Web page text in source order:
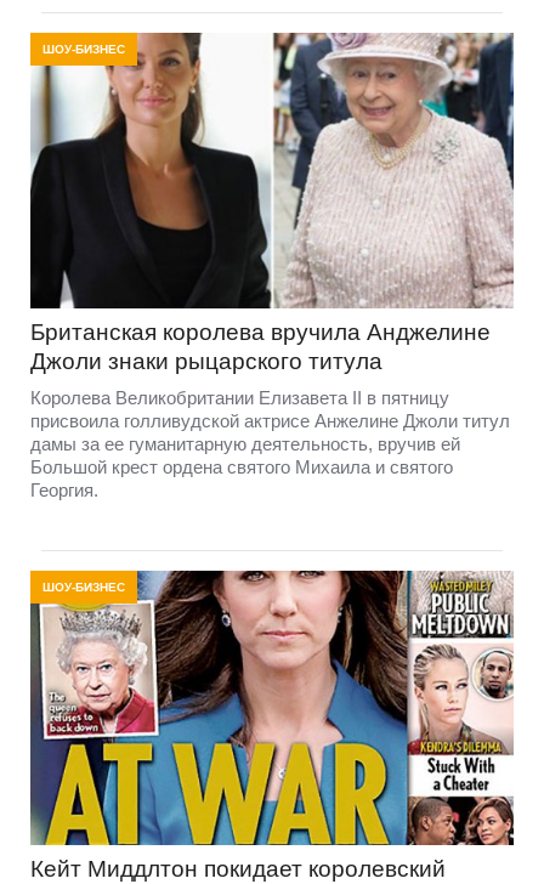
ШОУ-БИЗНЕС
Британская королева вручила Анджелине
Джоли знаки рыцарского титула
Королева Великобритании Елизавета II в пятницу
присвоила голливудской актрисе Анжелине Джоли титул
дамы за ее гуманитарную деятельность, вручив ей
Большой крест ордена святого Михаила и святого
Георгия.
ШОУ-БИЗНЕС
Кейт Миддлтон покидает королевский